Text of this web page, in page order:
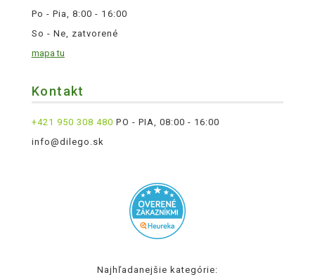
Po - Pia, 8:00 - 16:00
So - Ne, zatvorené
mapa tu
Kontakt
+421 950 308 480 PO - PIA, 08:00 - 16:00
info@dilego.sk
Najhľadanejšie kategórie: